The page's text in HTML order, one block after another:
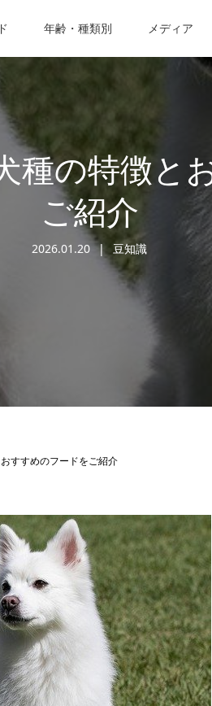
年齢・種類別 メディア
種の特徴と
ご紹介
2026.01.20 豆知識
すすめのフードをご紹介